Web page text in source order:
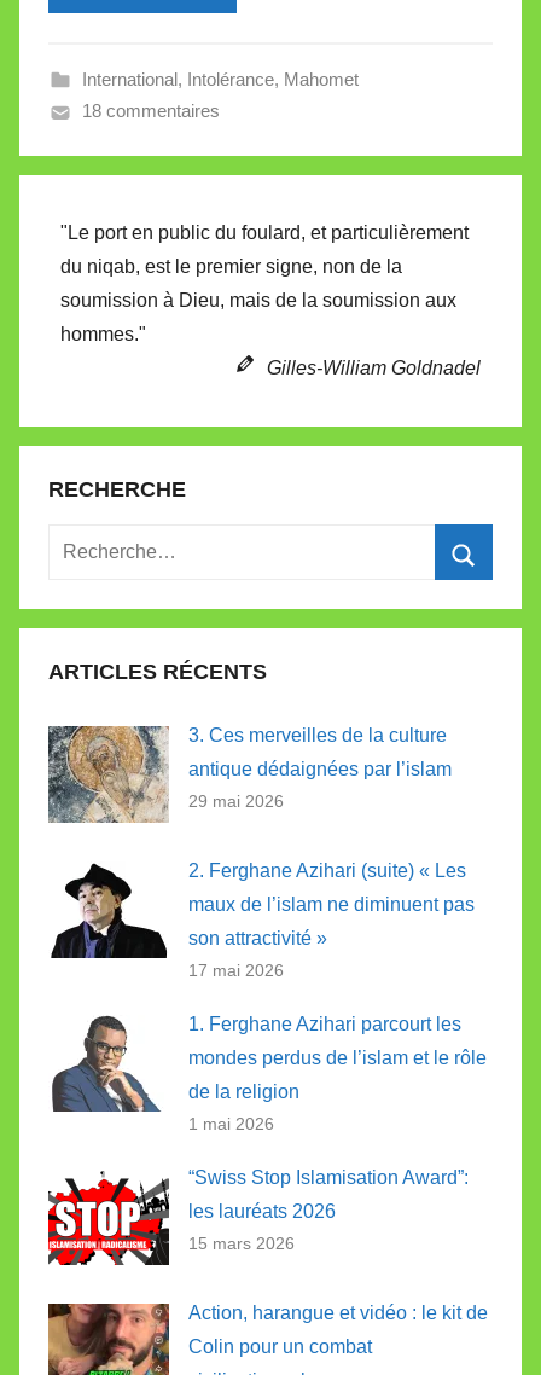
l
a
l
e
t
International, Intolérance, Mahomet
18 commentaires
"Le port en public du foulard, et particulièrement
du niqab, est le premier signe, non de la
soumission à Dieu, mais de la soumission aux
hommes."
Gilles-William Goldnadel
RECHERCHE
Recherche
:
ARTICLES RÉCENTS
3. Ces merveilles de la culture
antique dédaignées par l’islam
29 mai 2026
2. Ferghane Azihari (suite) « Les
maux de l’islam ne diminuent pas
son attractivité »
17 mai 2026
1. Ferghane Azihari parcourt les
mondes perdus de l’islam et le rôle
de la religion
1 mai 2026
“Swiss Stop Islamisation Award”:
les lauréats 2026
15 mars 2026
Action, harangue et vidéo : le kit de
Colin pour un combat